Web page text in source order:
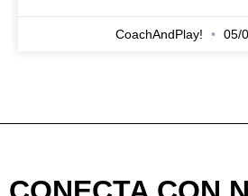
CoachAndPlay! 05/